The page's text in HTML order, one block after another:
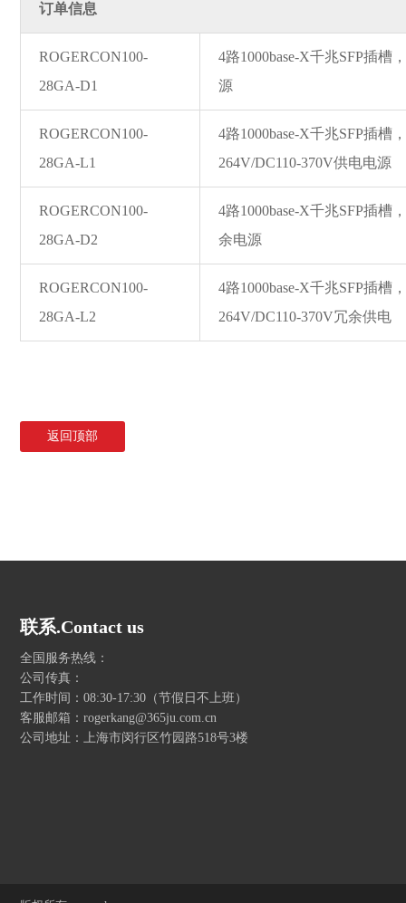
订单信息
ROGERCON100-
28GA-D1
4路1000base-X千兆SFP插槽
源
ROGERCON100-
28GA-L1
4路1000base-X千兆SFP插槽
264V/DC110-370V供电电源
ROGERCON100-
28GA-D2
4路1000base-X千兆SFP插槽
余电源
ROGERCON100-
28GA-L2
4路1000base-X千兆SFP插槽
264V/DC110-370V冗余供电
返回顶部
联系.Contact us
全国服务热线：
公司传真：
工作时间：08:30-17:30（节假日不上班）
客服邮箱：rogerkang@365ju.com.cn
公司地址：上海市闵行区竹园路518号3楼